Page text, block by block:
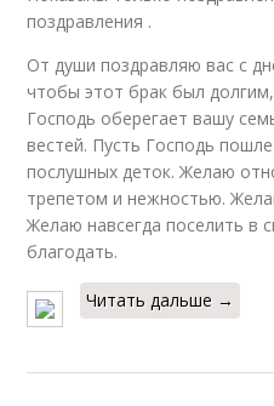
поздравления .
От души поздравляю вас с
чтобы этот брак был
Господь оберегает вашу
вестей. Пусть Господь
послушных деток. Желаю
трепетом и нежностью.
Желаю навсегда поселить в
благодать.
Читать дальше →